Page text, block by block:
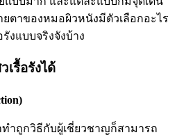
ตาของหมอผิวหนังมีตัวเลือกอะไร
งแบบจริงจังบ้าง
เรื้อรังได้
ำถูกวิธีกับผู้เชี่ยวชาญก็สามารถ